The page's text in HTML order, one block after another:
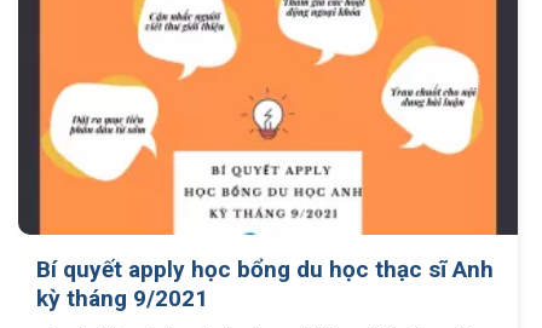
Bí quyết apply học bổng du học thạc sĩ Anh
kỳ tháng 9/2021